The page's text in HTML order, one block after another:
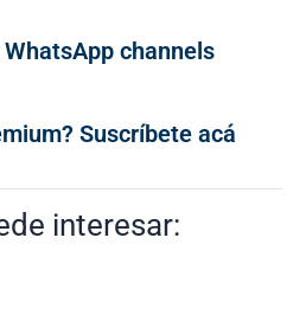
channels
Suscríbete acá
interesar: